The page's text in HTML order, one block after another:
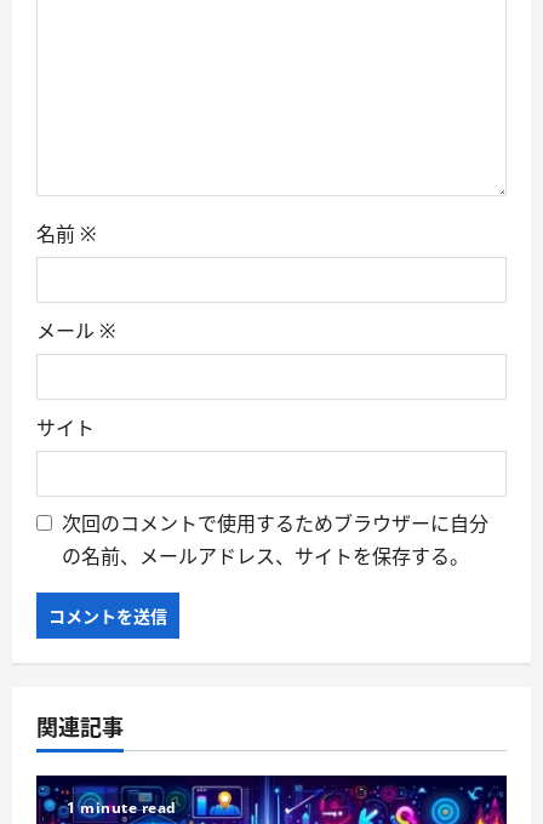
名前 ※
メール ※
サイト
次回のコメントで使用するためブラウザーに自分
の名前、メールアドレス、サイトを保存する。
関連記事
1 minute read